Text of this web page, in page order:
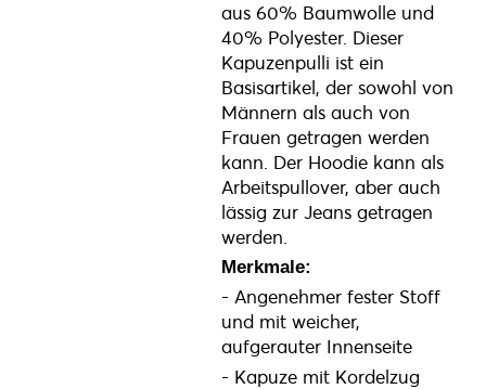
aus 60% Baumwolle und
40% Polyester. Dieser
Kapuzenpulli ist ein
Basisartikel, der sowohl von
Männern als auch von
Frauen getragen werden
kann. Der Hoodie kann als
Arbeitspullover, aber auch
lässig zur Jeans getragen
werden.
Merkmale:
- Angenehmer fester Stoff
und mit weicher,
aufgerauter Innenseite
- Kapuze mit Kordelzug